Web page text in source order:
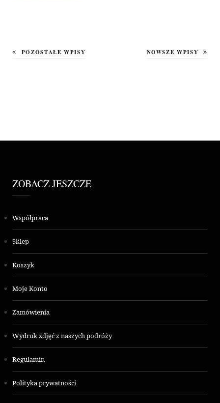
POZOSTAŁE WPISY NOWSZE WPISY
ZOBACZ JESZCZE
Współpraca
Sklep
Koszyk
Moje Konto
Zamówienia
Wydruk zdjęć z naszych podróży
Regulamin
Polityka prywatności